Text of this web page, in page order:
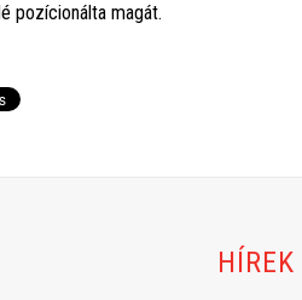
pozícionálta magát.
HÍREK